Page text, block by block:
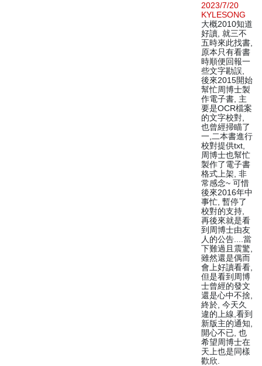
2023/7/20
KYLESONG
大概2010知道
好讀, 就三不
五時來此找書,
原本只有看書
時順便回報一
些文字勘誤,
後來2015開始
幫忙周博士製
作電子書, 主
要是OCR檔案
的文字校對,
也曾經掃瞄了
一,二本書進行
校對提供txt,
周博士也幫忙
製作了電子書
格式上架, 非
常感念~ 可惜
後來2016年中
事忙, 暫停了
校對的支持,
再後來就是看
到周博士由友
人的公告....當
下難過且震驚,
雖然還是偶而
會上好讀看看,
但是看到周博
士曾經的發文
還是心中不捨,
終於, 今天久
違的上線,看到
新版主的通知,
開心不已, 也
希望周博士在
天上也是同樣
歡欣.